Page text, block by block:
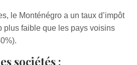
le Monténégro a un taux d’impôt
plus faible que les pays voisins
sociétés :